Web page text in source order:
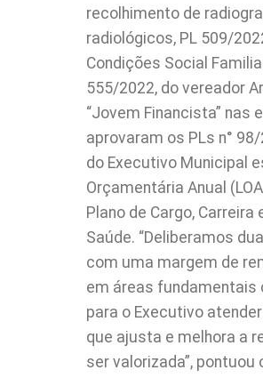
recolhimento de
radiológicos, PL 509/
Condições Social
555/2022, do vereador
“Jovem Financista” nas
aprovaram os PLs n°
do Executivo Municipal
Orçamentária Anual
Plano de Cargo,
Saúde. “Deliberamos
com uma margem de
em áreas fundamentais
para o Executivo
que ajusta e melhora a
ser valorizada”,